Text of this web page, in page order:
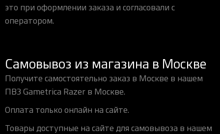
это при оформлении заказа и согласовали с
оператором.
Самовывоз из магазина в Москве
Получите самостоятельно заказ в Москве в нашем
ПВЗ Gametrica Razer в Москве.
Оплата только онлайн на сайте.
Товары доступные на сайте для самовывоза в нашем